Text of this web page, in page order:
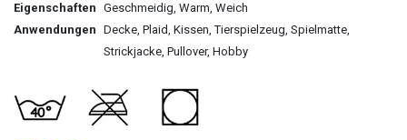
Eigenschaften Geschmeidig, Warm, Weich
Anwendungen Decke, Plaid, Kissen, Tierspielzeug, Spielmatte,
Strickjacke, Pullover, Hobby